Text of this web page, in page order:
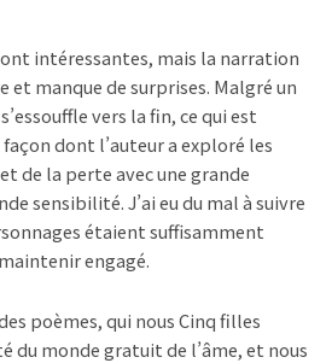
intéressantes, mais la narration
et manque de surprises. Malgré un
vers la fin, ce qui est
dont l’auteur a exploré les
de la perte avec une grande
sensibilité. J’ai eu du mal à suivre
étaient suffisamment
engagé.
poèmes, qui nous Cinq filles
du monde gratuit de l’âme, et nous